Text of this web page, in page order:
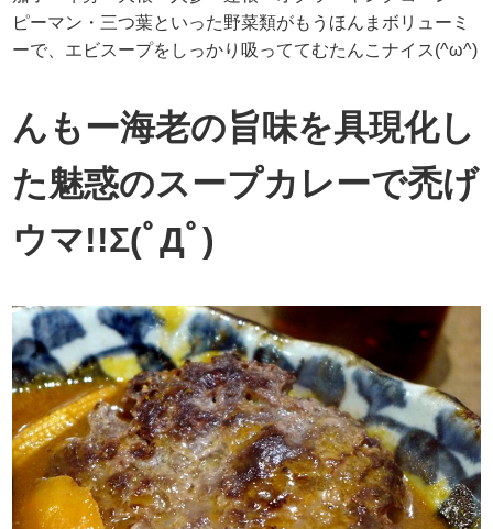
ピーマン・三つ葉といった野菜類がもうほんまボリューミ
ーで、エビスープをしっかり吸っててむたんこナイス(^ω^)
んもー海老の旨味を具現化し
た魅惑のスープカレーで禿げ
ウマ!!Σ(ﾟДﾟ)